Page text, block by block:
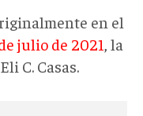
en el
julio de 2021, la
C. Casas.